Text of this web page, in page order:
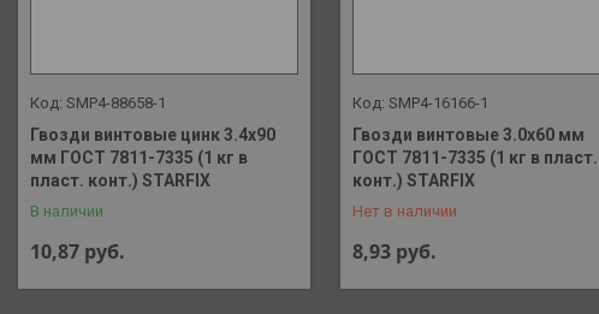
SMP4-88658-1
Гвозди винтовые цинк 3.4х90
мм ГОСТ 7811-7335 (1 кг в
пласт. конт.) STARFIX
В наличии
10,87 руб.
SMP4-16166-1
Гвозди винтовые 3.0х60 мм
ГОСТ 7811-7335 (1 кг в пласт.
конт.) STARFIX
Нет в наличии
8,93 руб.
+375 (29) 648-41-90